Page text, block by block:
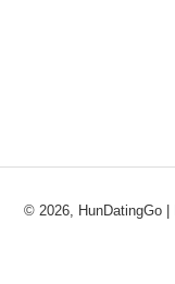
© 2026, HunDatingGo |